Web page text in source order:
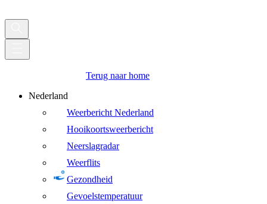
Terug naar home
Nederland
Weerbericht Nederland
Hooikoortsweerbericht
Neerslagradar
Weerflits
Gezondheid
Gevoelstemperatuur